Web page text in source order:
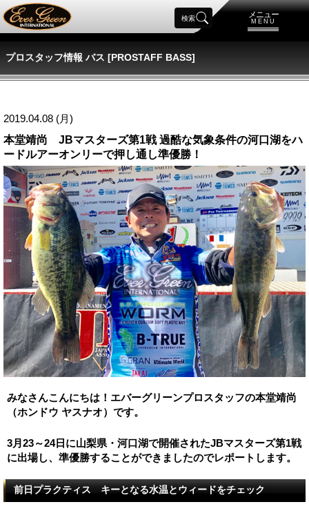
メニュー
MENU
検索
プロスタッフ情報 バス [PROSTAFF BASS]
2019.04.08 (月)
本堂靖尚 JBマスターズ第1戦 過酷な気象条件の河口湖をハ
ードルアーオンリーで押し通し準優勝！
みなさんこんにちは！エバーグリーンプロスタッフの本堂靖尚
（ホンドウ ヤスナオ）です。
3月23～24日に山梨県・河口湖で開催されたJBマスターズ第1戦
に出場し、準優勝することができましたのでレポートします。
前日プラクティス キーとなる水温とウィードをチェック